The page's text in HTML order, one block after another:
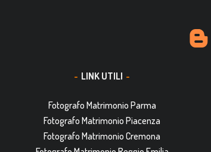
LINK UTILI
Fotografo Matrimonio Parma
Fotografo Matrimonio Piacenza
Fotografo Matrimonio Cremona